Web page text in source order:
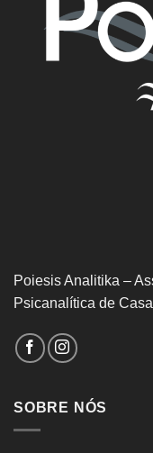
Poiesis Analitika –
Psicanalítica de
SOBRE NÓS